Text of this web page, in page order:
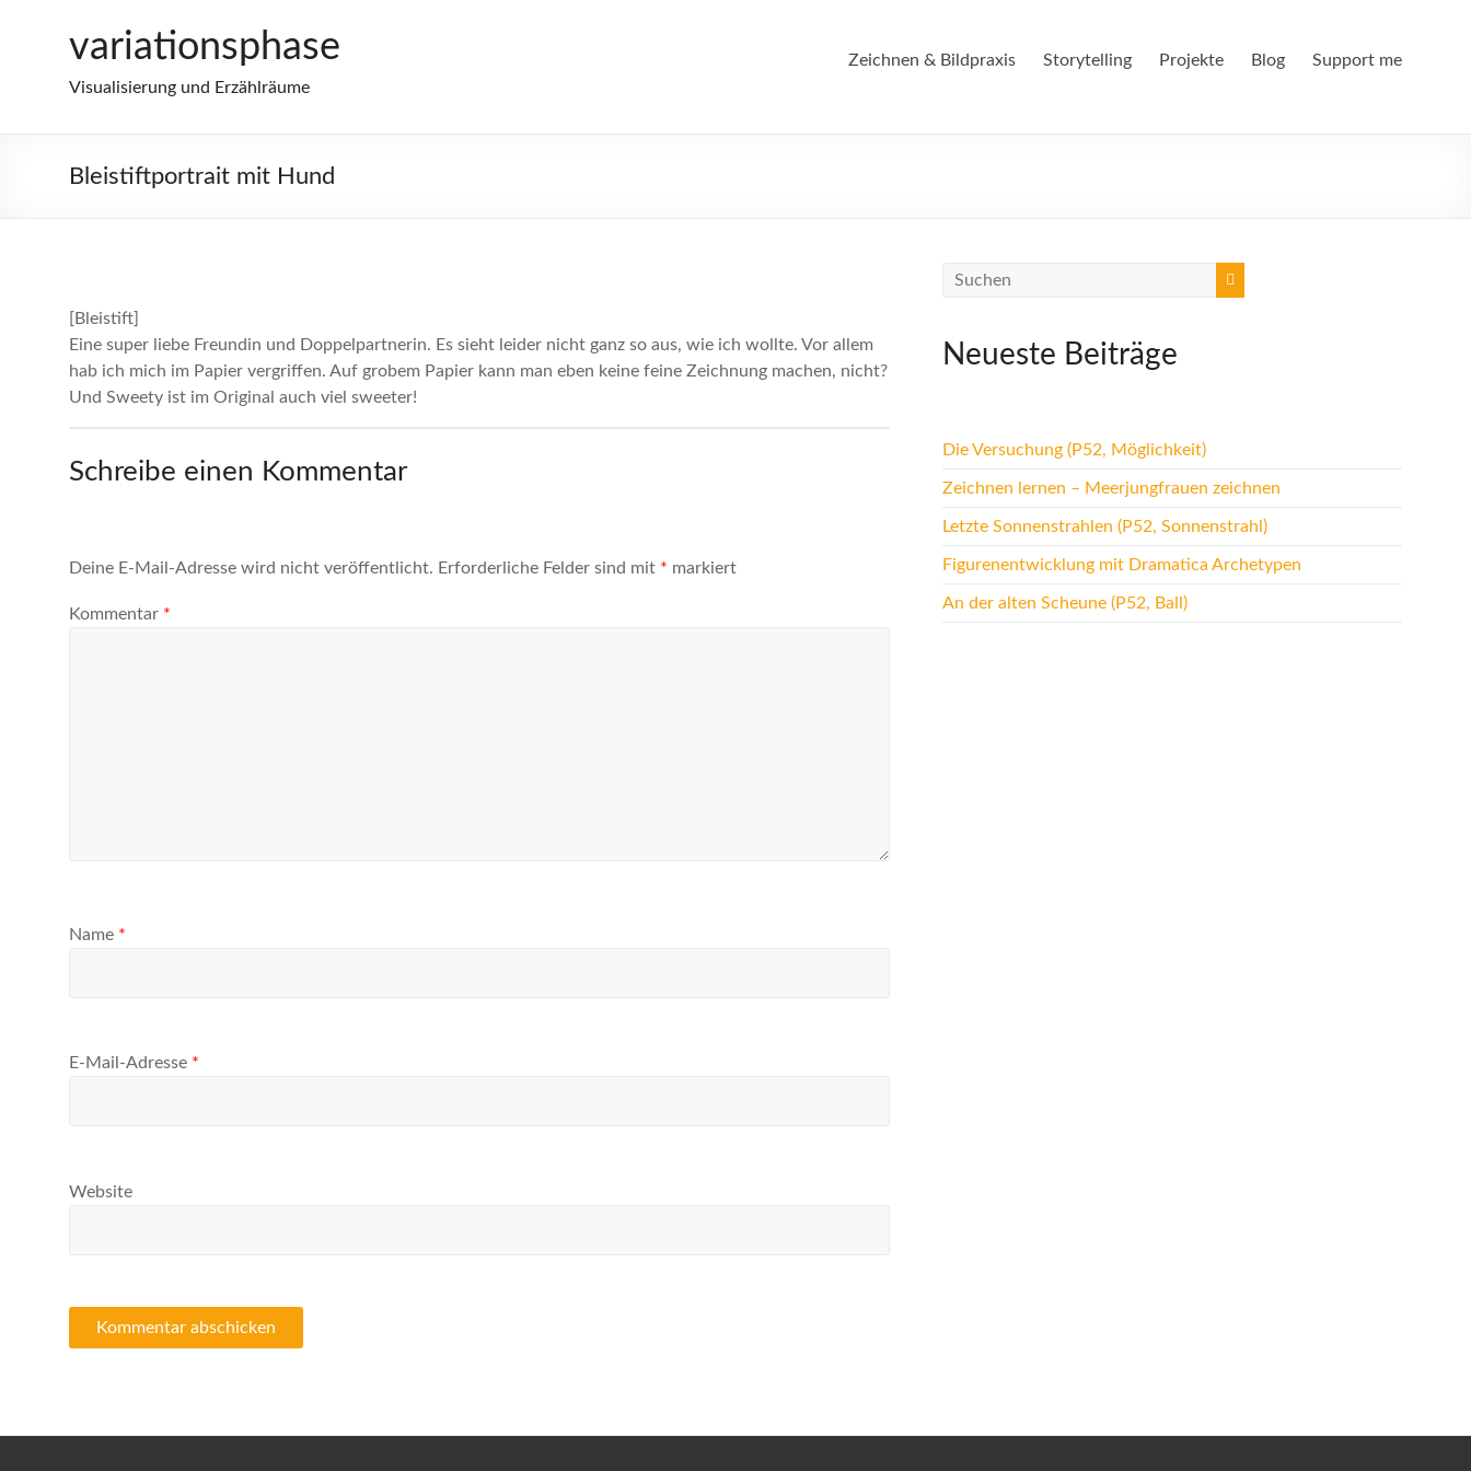
variationsphase
Visualisierung und Erzählräume
Zeichnen & Bildpraxis Storytelling Projekte Blog Support me
Bleistiftportrait mit Hund
[Bleistift]
Eine super liebe Freundin und Doppelpartnerin. Es sieht leider nicht ganz so aus, wie ich wollte. Vor allem
hab ich mich im Papier vergriffen. Auf grobem Papier kann man eben keine feine Zeichnung machen, nicht?
Und Sweety ist im Original auch viel sweeter!
Schreibe einen Kommentar
Deine E-Mail-Adresse wird nicht veröffentlicht. Erforderliche Felder sind mit * markiert
Kommentar *
Name *
E-Mail-Adresse *
Website
Neueste Beiträge
Die Versuchung (P52, Möglichkeit)
Zeichnen lernen – Meerjungfrauen zeichnen
Letzte Sonnenstrahlen (P52, Sonnenstrahl)
Figurenentwicklung mit Dramatica Archetypen
An der alten Scheune (P52, Ball)